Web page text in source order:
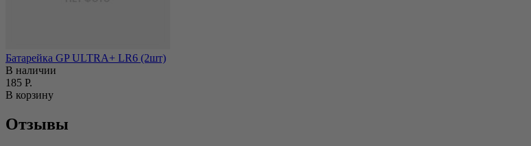
Батарейка GP ULTRA+ LR6 (2шт)
В наличии
185 Р.
В корзину
Отзывы